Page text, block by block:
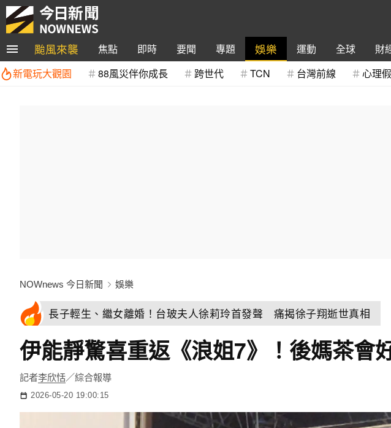
颱風來襲 焦點 即時 要聞 專題 娛樂 運動 全球 財
新電玩大觀園
88風災伴你成長 跨世代 TCN 台灣前線 心理假
NOWnews 今日新聞 娛樂
長子輕生、繼女離婚！台玻夫人徐莉玲首發聲 痛揭徐子翔逝世真相
伊能靜驚喜重返《浪姐7》！後媽茶
記者李欣恬／綜合報導
2026-05-20 19:00:15